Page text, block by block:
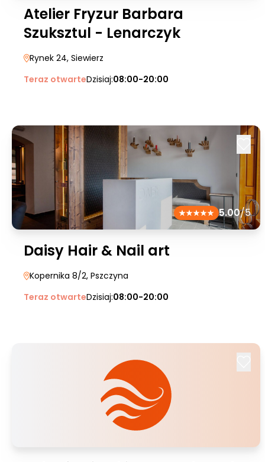
Atelier Fryzur Barbara
Szuksztul - Lenarczyk
Rynek 24, Siewierz
Teraz otwarteDzisiaj:08:00-20:00
5.00/5
Daisy Hair & Nail art
Kopernika 8/2, Pszczyna
Teraz otwarteDzisiaj:08:00-20:00